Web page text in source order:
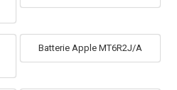
Batterie Apple MT6R2J/A